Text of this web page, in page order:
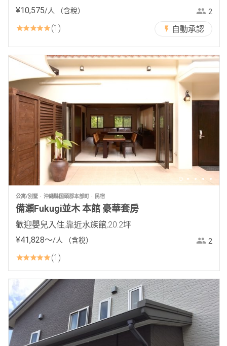
¥10,575/人 （含稅） 2
1 自動承認
公寓/別墅 沖繩縣国頭郡本部町 民宿
備瀬Fukugi並木 本館 豪華套房
歡迎嬰兒入住,靠近水族館,20.2坪
¥41,828〜/人 （含稅） 2
1